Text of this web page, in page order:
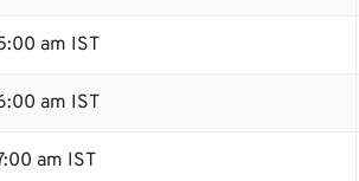
am IST
am IST
am IST